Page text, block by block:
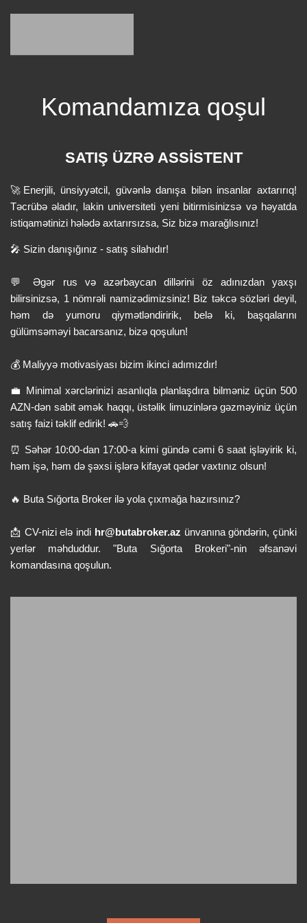
Komandamıza qoşul
SATIŞ ÜZRƏ ASSİSTENT
🚀 Enerjili, ünsiyyətcil, güvənlə danışa bilən insanlar axtarırıq!
Təcrübə əladır, lakin universiteti yeni bitirmisinizsə və həyatda
istiqamətinizi hələdə axtarırsızsa, Siz bizə marağlısınız!
🎤 Sizin danışığınız - satış silahıdır!
💬 Əgər rus və azərbaycan dillərini öz adınızdan yaxşı
bilirsinizsə, 1 nömrəli namizədimizsiniz! Biz təkcə sözləri deyil,
həm də yumoru qiymətləndiririk, belə ki, başqalarını
gülümsəməyi bacarsanız, bizə qoşulun!
💰 Maliyyə motivasiyası bizim ikinci adımızdır!
💼 Minimal xərclərinizi asanlıqla planlaşdıra bilməniz üçün 500
AZN-dən sabit əmək haqqı, üstəlik limuzinlərə gəzməyiniz üçün
satış faizi təklif edirik! 🚗💨
⏰ Səhər 10:00-dan 17:00-a kimi gündə cəmi 6 saat işləyirik ki,
həm işə, həm də şəxsi işlərə kifayət qədər vaxtınız olsun!
🔥 Buta Sığorta Broker ilə yola çıxmağa hazırsınız?
📩 CV-nizi elə indi hr@butabroker.az ünvanına göndərin, çünki
yerlər məhduddur. "Buta Sığorta Brokeri"-nin əfsanəvi
komandasına qoşulun.